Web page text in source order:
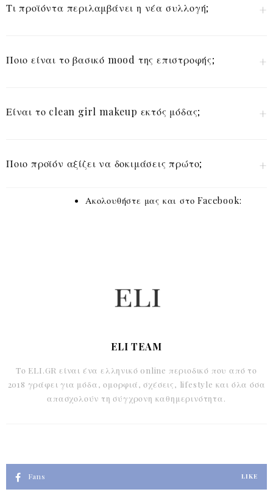
Τι προϊόντα περιλαμβάνει η νέα συλλογή;
Ποιο είναι το βασικό mood της επιστροφής;
Είναι το clean girl makeup εκτός μόδας;
Ποιο προϊόν αξίζει να δοκιμάσεις πρώτο;
Ακολουθήστε μας και στο Facebook:
ELI TEAM
Το ELI.GR είναι ένα ελληνικό online περιοδικό που από το
2018 γράφει για μόδα, ομορφιά, σχέσεις, lifestyle και όλα όσα
απασχολούν τη σύγχρονη καθημερινότητα.
Fans LIKE